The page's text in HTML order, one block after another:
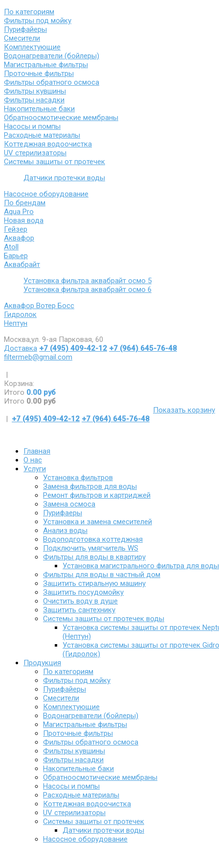
По категориям
Фильтры под мойку
Пурифайеры
Смесители
Комплектующие
Водонагреватели (бойлеры)
Магистральные фильтры
Проточные фильтры
Фильтры обратного осмоса
Фильтры кувшины
Фильтры насадки
Накопительные баки
Обратноосмотические мембраны
Насосы и помпы
Расходные материалы
Коттеджная водоочистка
UV стерилизаторы
Системы защиты от протечек
Датчики протечки воды
Насосное оборудование
По брендам
Aqua Pro
Новая вода
Гейзер
Аквафор
Atoll
Барьер
Аквабрайт
Установка фильтра аквабрайт осмо 5
Установка фильтра аквабрайт осмо 6
Аквафор Вотер Босс
Гидролок
Нептун
Москва,ул. 9-ая Парковая, 60
Доставка +7 (495) 409-42-12 +7 (964) 645-76-48
filtermeb@gmail.com
|
Корзина:
Итого 0.00 руб
Итого 0.00 руб
Показать корзину
| +7 (495) 409-42-12 +7 (964) 645-76-48
Главная
О нас
Услуги
Установка фильтров
Замена фильтров для воды
Ремонт фильтров и картриджей
Замена осмоса
Пурифаеры
Установка и замена смесителей
Анализ воды
Водоподготовка коттеджная
Подключить умягчитель WS
Фильтры для воды в квартиру
Установка магистрального фильтра для воды
Фильтры для воды в частный дом
Защитить стиральную машину
Защитить посудомойку
Очистить воду в душе
Защитить сантехнику
Системы защиты от протечек воды
Установка системы защиты от протечек
(Нептун)
Установка системы защиты от протечек
(Гидролок)
Продукция
По категориям
Фильтры под мойку
Пурифайеры
Смесители
Комплектующие
Водонагреватели (бойлеры)
Магистральные фильтры
Проточные фильтры
Фильтры обратного осмоса
Фильтры кувшины
Фильтры насадки
Накопительные баки
Обратноосмотические мембраны
Насосы и помпы
Расходные материалы
Коттеджная водоочистка
UV стерилизаторы
Системы защиты от протечек
Датчики протечки воды
Насосное оборудование